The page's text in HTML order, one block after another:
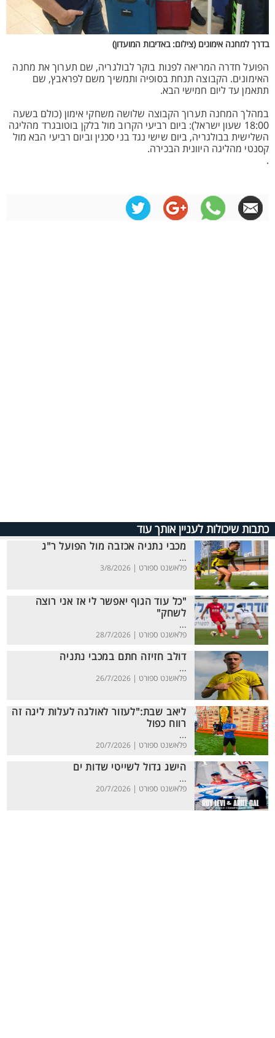
בדרך למחנה אימונים (צילום: באדיבות המועדון)
הפועל חדרה המריאה לפנות בוקר לבולגריה, שם תערוך את מחנה
האימונים. הקבוצה תנחת בסופיה ותמשיך משם לפראבץ, שם
תתאמן עד ליום חמישי הבא.
במהלך המחנה תערוך הקבוצה שלושה משחקי אימון (כולם בשעה
18:00 שעון ישראל): ביום רביעי הקרוב מול בלקן בוטובגרד מהליגה
השלישית בבולגריה, ביום שישי נגד בני סכנין וביום רביעי הבא מול
קסנטי מהליגה היוונית הבכירה.
.
כתבות שיכולות לעניין אותך עוד
מכבי נתניה אכזבה מול הפועל ר"ג
...
פלאשנט ספורט | 3/8/2026
"כל עוד הגוף יאפשר לי אז אני רוצה
לשחק"
...
פלאשנט ספורט | 28/7/2026
דולב חזיזה חתם במכבי נתניה
...
פלאשנט ספורט | 26/7/2026
ליאב שבת:"לעזור לאולגה לעלות ליגה זה
רווח כפול
...
פלאשנט ספורט | 20/7/2026
הישג גדול לשייטי שדות ים
...
פלאשנט ספורט | 20/7/2026